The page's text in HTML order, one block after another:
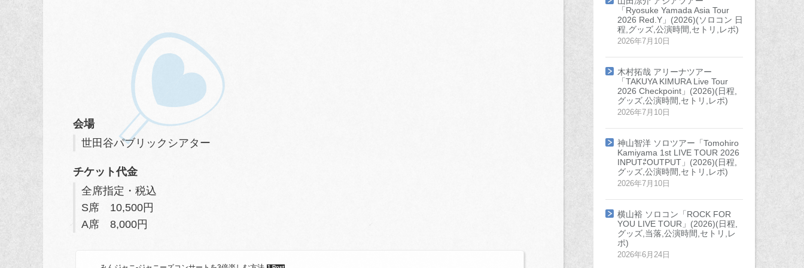
会場
世田谷パブリックシアター
チケット代金
全席指定・税込
S席 10,500円
A席 8,000円
「Ryosuke Yamada Asia Tour
2026 Red.Y」(2026)(ソロコン 日
程,グッズ,公演時間,セトリ,レポ)
2026年7月10日
木村拓哉 アリーナツアー
「TAKUYA KIMURA Live Tour
2026 Checkpoint」(2026)(日程,
グッズ,公演時間,セトリ,レポ)
2026年7月10日
神山智洋 ソロツアー「Tomohiro
Kamiyama 1st LIVE TOUR 2026
INPUT⇄OUTPUT」(2026)(日程,
グッズ,公演時間,セトリ,レポ)
2026年7月10日
横山裕 ソロコン「ROCK FOR
YOU LIVE TOUR」(2026)(日程,
グッズ,当落,公演時間,セトリ,レ
ポ)
2026年6月24日